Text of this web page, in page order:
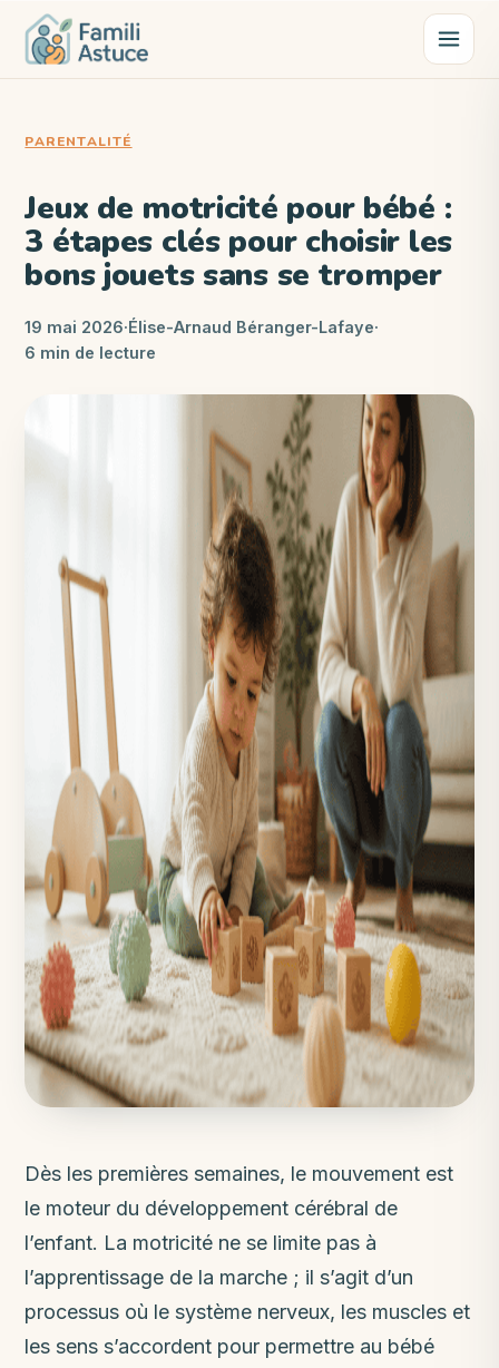
PARENTALITÉ
Jeux de motricité pour bébé :
3 étapes clés pour choisir les
bons jouets sans se tromper
19 mai 2026·Élise-Arnaud Béranger-Lafaye·
6 min de lecture
Dès les premières semaines, le mouvement est
le moteur du développement cérébral de
l’enfant. La motricité ne se limite pas à
l’apprentissage de la marche ; il s’agit d’un
processus où le système nerveux, les muscles et
les sens s’accordent pour permettre au bébé